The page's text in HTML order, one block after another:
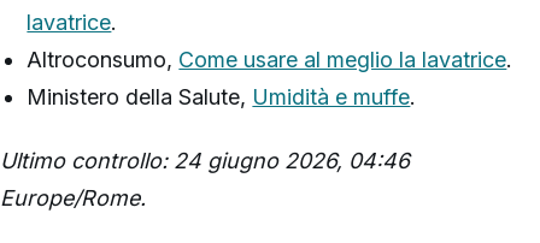
lavatrice.
Altroconsumo, Come usare al meglio la lavatrice.
Ministero della Salute, Umidità e muffe.
Ultimo controllo: 24 giugno 2026, 04:46
Europe/Rome.